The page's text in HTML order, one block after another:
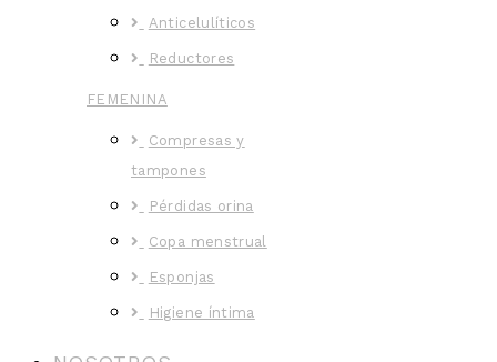
Anticelulíticos
Reductores
FEMENINA
Compresas y
tampones
Pérdidas orina
Copa menstrual
Esponjas
Higiene íntima